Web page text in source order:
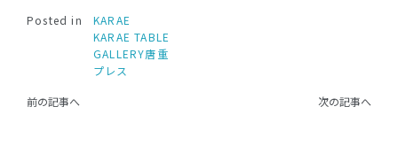
Posted in
KARAE
KARAE TABLE
GALLERY唐重
プレス
前の記事へ 次の記事へ